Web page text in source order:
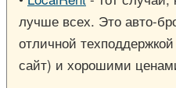
лучше всех. Это авто-
отличной
сайт) и хорошими